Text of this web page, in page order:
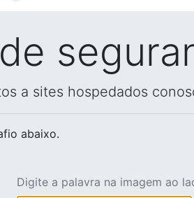
a sites hospedados
abaixo.
Digite a palavra na imagem ao